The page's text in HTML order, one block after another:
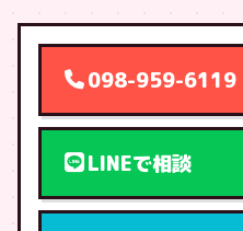
098-959-6119
LINEで相談